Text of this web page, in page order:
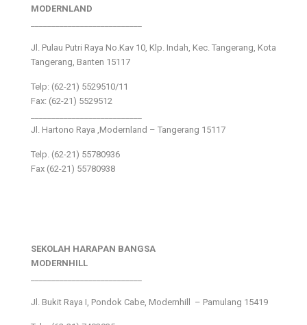
MODERNLAND
Jl. Pulau Putri Raya No.Kav 10, Klp. Indah, Kec. Tangerang, Kota
Tangerang, Banten 15117
Telp: (62-21) 5529510/11
Fax: (62-21) 5529512
Jl. Hartono Raya ,Modernland – Tangerang 15117
Telp. (62-21) 55780936
Fax (62-21) 55780938
SEKOLAH HARAPAN BANGSA
MODERNHILL
Jl. Bukit Raya I, Pondok Cabe, Modernhill – Pamulang 15419